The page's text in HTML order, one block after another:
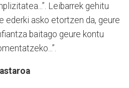
Leibarrek gehitu
ederki asko etortzen da, geure
baitago geure kontu